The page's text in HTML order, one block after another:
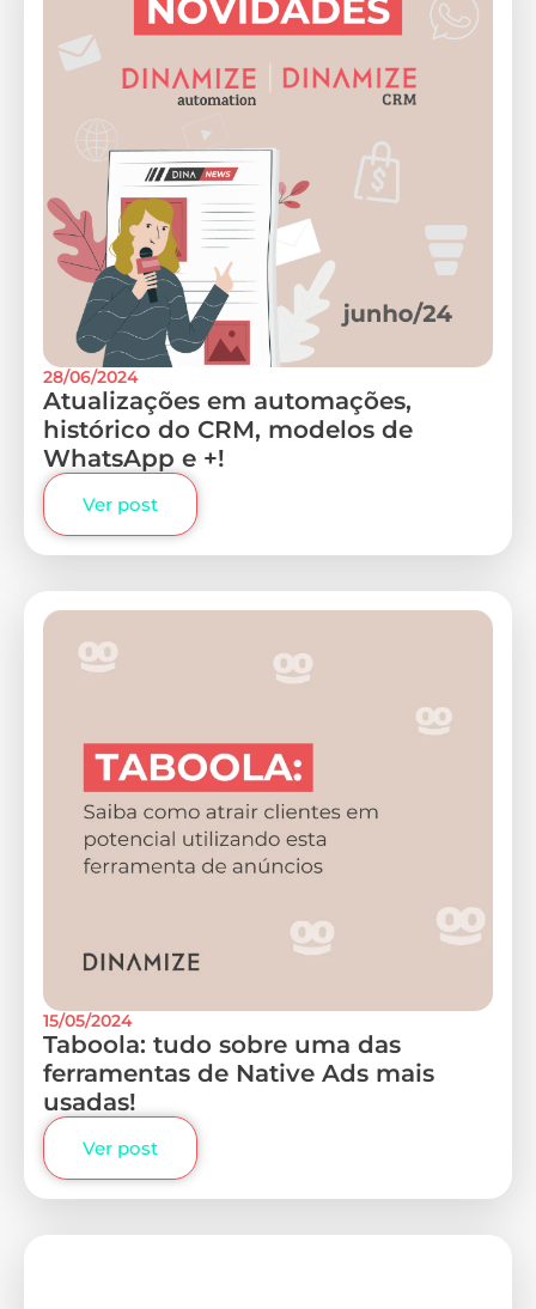
28/06/2024
Atualizações em automações,
histórico do CRM, modelos de
WhatsApp e +!
Ver post
15/05/2024
Taboola: tudo sobre uma das
ferramentas de Native Ads mais
usadas!
Ver post